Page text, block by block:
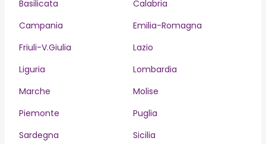
Basilicata
Calabria
Campania
Emilia-Romagna
Friuli-V.Giulia
Lazio
Liguria
Lombardia
Marche
Molise
Piemonte
Puglia
Sardegna
Sicilia